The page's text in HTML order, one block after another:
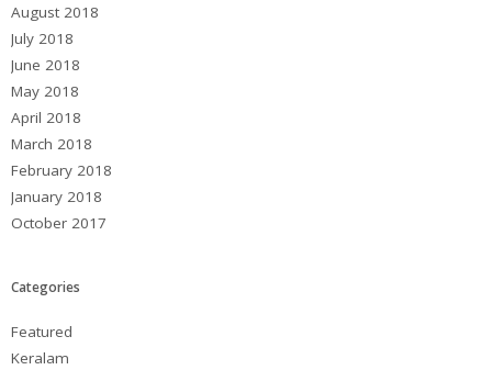
August 2018
July 2018
June 2018
May 2018
April 2018
March 2018
February 2018
January 2018
October 2017
Categories
Featured
Keralam